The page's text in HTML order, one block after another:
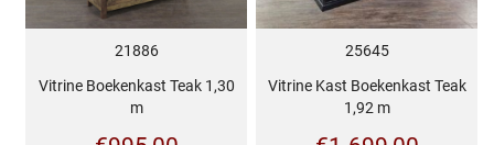
21886
Vitrine Boekenkast Teak 1,30
m
25645
Vitrine Kast Boekenkast Teak
1,92 m